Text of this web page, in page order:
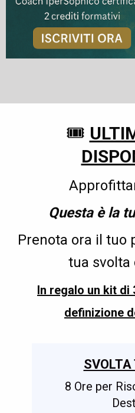
🎟️
Questa è la
Prenota ora il tuo
tua svolta
In regalo un kit di
definizione
SVOLTA
8 Ore per